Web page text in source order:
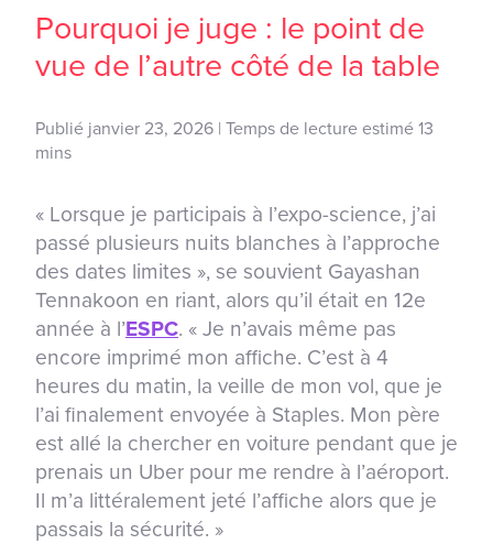
Pourquoi je juge : le point de
vue de l’autre côté de la table
Publié janvier 23, 2026 | Temps de lecture estimé 13
mins
« Lorsque je participais à l’expo-science, j’ai
passé plusieurs nuits blanches à l’approche
des dates limites », se souvient Gayashan
Tennakoon en riant, alors qu’il était en 12e
année à l’ESPC. « Je n’avais même pas
encore imprimé mon affiche. C’est à 4
heures du matin, la veille de mon vol, que je
l’ai finalement envoyée à Staples. Mon père
est allé la chercher en voiture pendant que je
prenais un Uber pour me rendre à l’aéroport.
Il m’a littéralement jeté l’affiche alors que je
passais la sécurité. »